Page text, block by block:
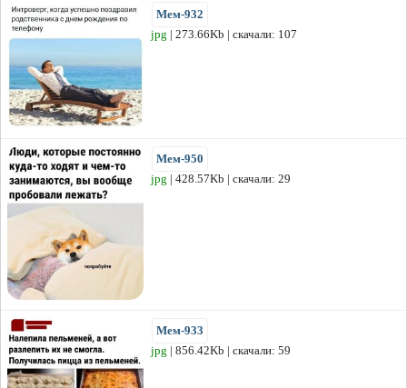
Мем-932
jpg | 273.66Kb | скачали: 107
Мем-950
jpg | 428.57Kb | скачали: 29
Мем-933
jpg | 856.42Kb | скачали: 59